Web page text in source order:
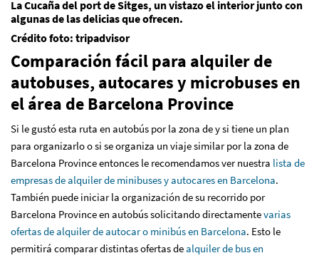
La Cucaña del port de Sitges, un vistazo el interior junto con
algunas de las delicias que ofrecen.
Crédito foto: tripadvisor
Comparación fácil para alquiler de
autobuses, autocares y microbuses en
el área de Barcelona Province
Si le gustó esta ruta en autobús por la zona de y si tiene un plan
para organizarlo o si se organiza un viaje similar por la zona de
Barcelona Province entonces le recomendamos ver nuestra lista de
empresas de alquiler de minibuses y autocares en Barcelona.
También puede iniciar la organización de su recorrido por
Barcelona Province en autobús solicitando directamentevarias
ofertas de alquiler de autocar o minibús en Barcelona. Esto le
permitirá comparar distintas ofertas dealquiler de bus en